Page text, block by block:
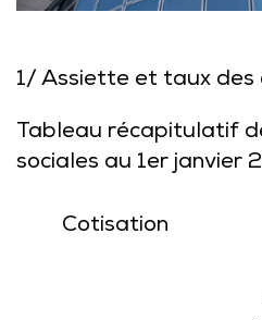
1/ Assiette et taux des
Tableau récapitulatif
sociales au 1er janvier
Cotisation